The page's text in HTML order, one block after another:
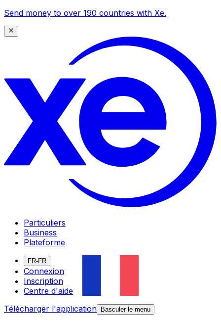
Send money to over 190 countries with Xe.
Particuliers
Business
Plateforme
FR-FR
Connexion
Inscription
Centre d'aide
Télécharger l'application
Basculer le menu